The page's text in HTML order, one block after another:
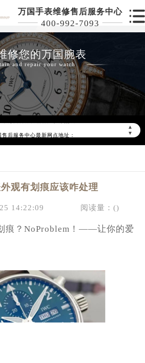
万国手表维修售后服务中心
400-992-7093
修您的万国腕表
and repair your watch
▲
▼
北京市售后服务网络优化升级公告
市万国官方售后客户服务热线：400-992-7093
北京市东城区东长安街1号东方广场写字楼W3座6层602室（需提前预约）
观有划痕应该咋处理
14:22:09 阅读量：()
？NoProblem！——让你的爱